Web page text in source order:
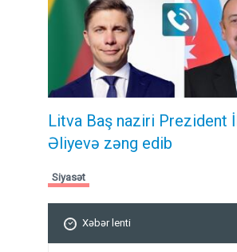
Litva Baş naziri Prezident
Əliyevə zəng edib
Siyasət
Xəbər lenti